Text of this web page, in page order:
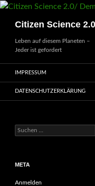
Zum
springen
Citizen Science
Leben auf diesem Planeten –
Jeder ist gefordert
IMPRESSUM
DATENSCHUTZERKLÄRUNG
Suchen
nach:
META
Anmelden